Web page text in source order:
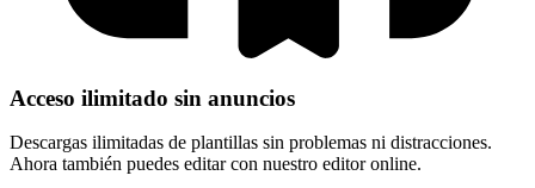
Acceso ilimitado sin anuncios
Descargas ilimitadas de plantillas sin problemas ni distracciones.
Ahora también puedes editar con nuestro editor online.